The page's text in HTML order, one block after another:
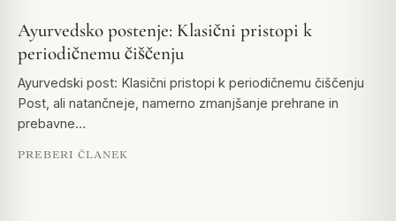
Ayurvedsko postenje: Klasični pristopi k
periodičnemu čiščenju
Ayurvedski post: Klasični pristopi k periodičnemu čiščenju
Post, ali natančneje, namerno zmanjšanje prehrane in
prebavne…
PREBERI ČLANEK